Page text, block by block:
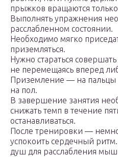
прыжков вращаются
Выполнять упражнения
расслабленном состоянии.
Необходимо мягко
приземляться.
Нужно стараться
не перемещаясь вперед
Приземление — на пальцы
на пол.
В завершение занятия
снижать темп в течение
останавливаться.
После тренировки —
успокоить сердечный
душ для расслабления